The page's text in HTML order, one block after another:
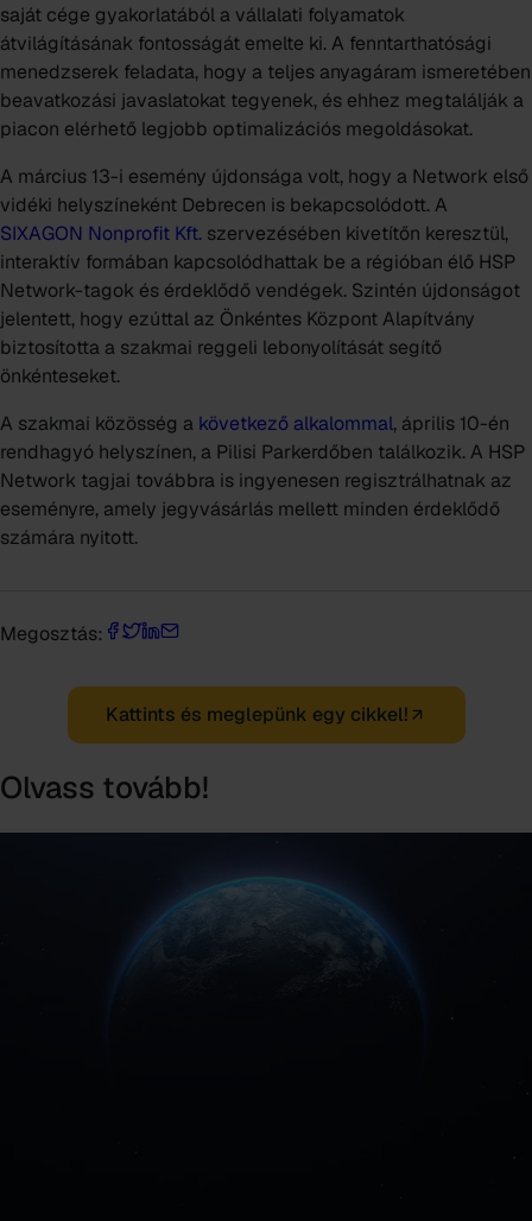
saját cége gyakorlatából a vállalati folyamatok
átvilágításának fontosságát emelte ki. A fenntarthatósági
menedzserek feladata, hogy a teljes anyagáram ismeretében
beavatkozási javaslatokat tegyenek, és ehhez megtalálják a
piacon elérhető legjobb optimalizációs megoldásokat.
A március 13-i esemény újdonsága volt, hogy a Network első
vidéki helyszíneként Debrecen is bekapcsolódott. A
SIXAGON Nonprofit Kft. szervezésében kivetítőn keresztül,
interaktív formában kapcsolódhattak be a régióban élő HSP
Network-tagok és érdeklődő vendégek. Szintén újdonságot
jelentett, hogy ezúttal az Önkéntes Központ Alapítvány
biztosította a szakmai reggeli lebonyolítását segítő
önkénteseket.
A szakmai közösség a következő alkalommal, április 10-én
rendhagyó helyszínen, a Pilisi Parkerdőben találkozik. A HSP
Network tagjai továbbra is ingyenesen regisztrálhatnak az
eseményre, amely jegyvásárlás mellett minden érdeklődő
számára nyitott.
Megosztás:
Kattints és meglepünk egy cikkel!
Olvass tovább!